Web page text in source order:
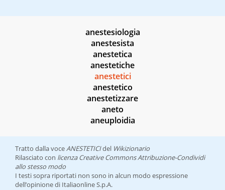
anestesiologia
anestesista
anestetica
anestetiche
anestetici
anestetico
anestetizzare
aneto
aneuploidia
Tratto dalla voceANESTETICIdel Wikizionario
Rilasciato con licenza Creative Commons Attribuzione-Condividi
allo stesso modo
I testi sopra riportati non sono in alcun modo espressione
dell’opinione di Italiaonline S.p.A.